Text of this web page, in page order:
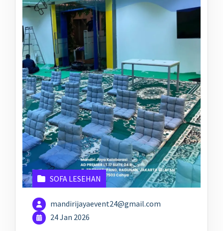
SOFA LESEHAN
mandirijayaevent24@gmail.com
24 Jan 2026